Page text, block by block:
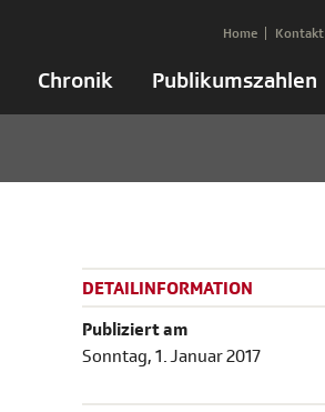
Chronik Publikumszahlen
Home Kontakt
DETAILINFORMATION
Publiziert am
Sonntag, 1. Januar 2017